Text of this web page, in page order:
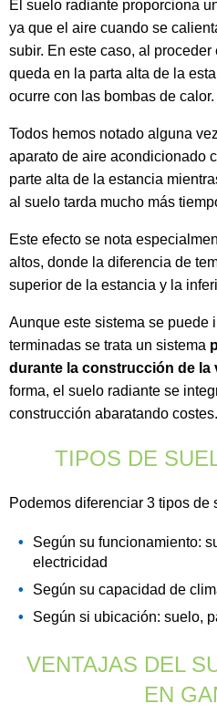
El suelo radiante proporciona
ya que el aire cuando se
subir. En este caso, al
queda en la parta alta de la
ocurre con las bombas de calor.
Todos hemos notado alguna
aparato de aire acondicionado
parte alta de la estancia
al suelo tarda mucho más
Este efecto se nota
altos, donde la diferencia de
superior de la estancia y la
Aunque este sistema se puede
terminadas se trata un sistema
durante la construcción de la
forma, el suelo radiante se
construcción abaratando costes.
TIPOS DE
Podemos diferenciar 3 tipos de
Según su funcionamiento:
electricidad
Según su capacidad de
Según si ubicación: suelo,
VENTAJAS DEL
EN